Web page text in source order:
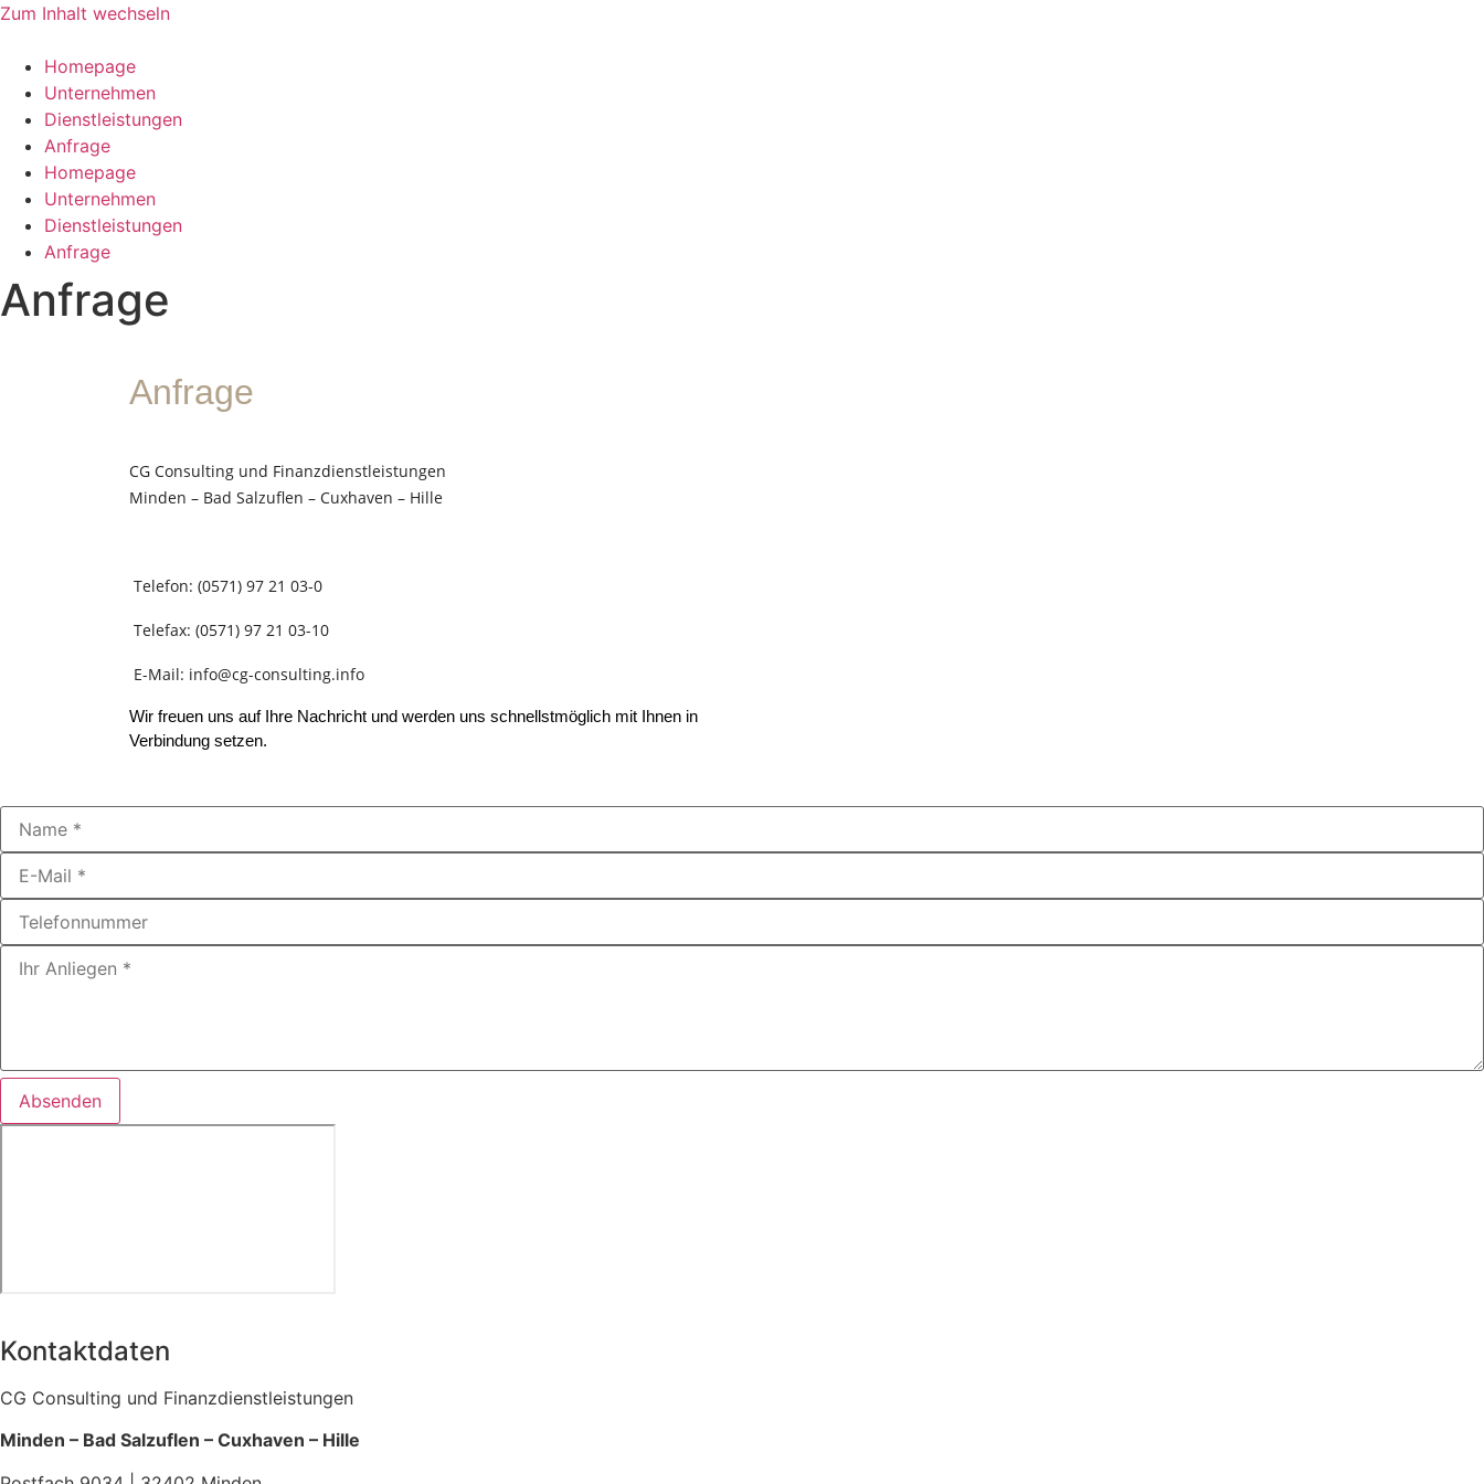
Zum Inhalt wechseln
Homepage
Unternehmen
Dienstleistungen
Anfrage
Homepage
Unternehmen
Dienstleistungen
Anfrage
Anfrage
Anfrage
CG Consulting und Finanzdienstleistungen
Minden – Bad Salzuflen – Cuxhaven – Hille
Telefon: (0571) 97 21 03-0
Telefax: (0571) 97 21 03-10
E-Mail: info@cg-consulting.info
Wir freuen uns auf Ihre Nachricht und werden uns schnellstmöglich mit Ihnen in
Verbindung setzen.
Absenden
Kontaktdaten
CG Consulting und Finanzdienstleistungen
Minden – Bad Salzuflen – Cuxhaven – Hille